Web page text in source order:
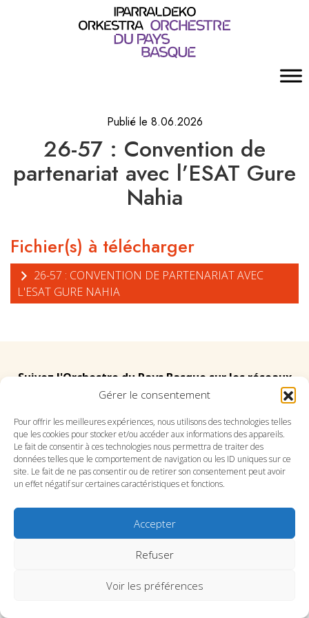
Gérer le consentement
Pour offrir les meilleures expériences, nous utilisons des technologies telles
que les cookies pour stocker et/ou accéder aux informations des appareils.
Le fait de consentir à ces technologies nous permettra de traiter des
données telles que le comportement de navigation ou les ID uniques sur ce
site. Le fait de ne pas consentir ou de retirer son consentement peut avoir
un effet négatif sur certaines caractéristiques et fonctions.
Accepter
Refuser
Voir les préférences
Publié le 8.06.2026
26-57 : Convention de
partenariat avec l’ESAT Gure
Nahia
Fichier(s) à télécharger
26-57 : CONVENTION DE PARTENARIAT AVEC
L'ESAT GURE NAHIA
Suivez l'Orchestre du Pays Basque sur les réseaux
Suivez le conservatoire du Pays Basque sur les
réseaux
SITE DU CONSERVATOIRE